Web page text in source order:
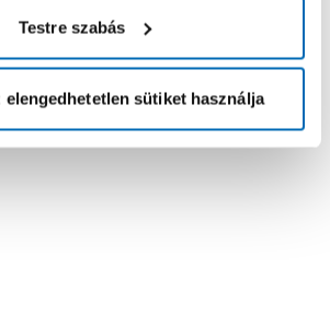
Testre szabás
elengedhetetlen sütiket használja